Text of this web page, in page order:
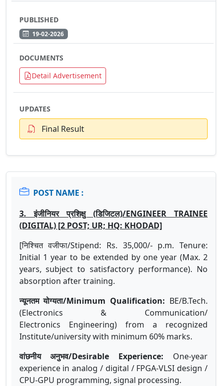
PUBLISHED
19-02-2026
DOCUMENTS
Detail Advertisement
UPDATES
Final Result
POST NAME :
3. इंजीनियर प्रशिक्षु (डिजिटल)/ENGINEER TRAINEE
(DIGITAL) [2 POST; UR; HQ: KHODAD]
[निश्चित वजीफा/Stipend: Rs. 35,000/- p.m. Tenure:
Initial 1 year to be extended by one year (Max. 2
years, subject to satisfactory performance). No
absorption after training.
न्यूनतम योग्यता/Minimum Qualification: BE/B.Tech.
(Electronics & Communication/
Electronics Engineering) from a recognized
Institute/university with minimum 60% marks.
वांछनीय अनुभव/Desirable Experience: One-year
experience in analog / digital / FPGA-VLSI design /
CPU-GPU programming, signal processing.